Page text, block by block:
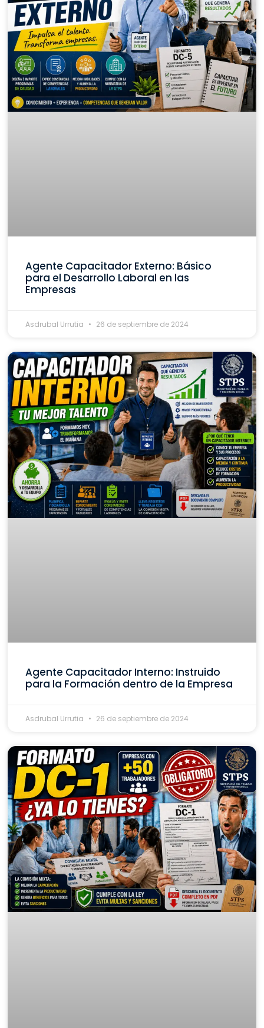
Agente Capacitador Externo: Básico
para el Desarrollo Laboral en las
Empresas
Asdrubal Urrutia 26 de septiembre de 2024
Agente Capacitador Interno: Instruido
para la Formación dentro de la Empresa
Asdrubal Urrutia 26 de septiembre de 2024